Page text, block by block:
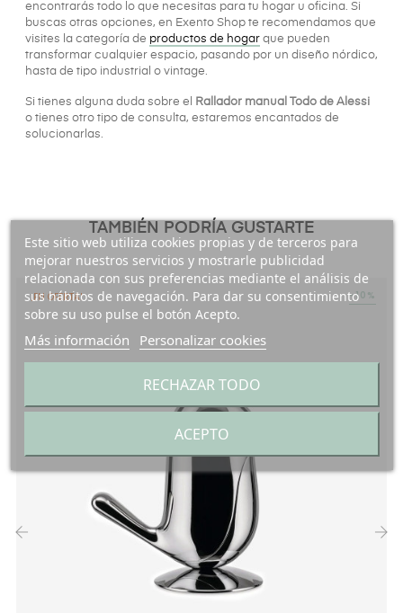
encontrarás todo lo que necesitas para tu hogar u oficina. Si
buscas otras opciones, en Exento Shop te recomendamos que
visites la categoría de productos de hogar que pueden
transformar cualquier espacio, pasando por un diseño nórdico,
hasta de tipo industrial o vintage.
Si tienes alguna duda sobre el
Rallador manual Todo de Alessi
o tienes otro tipo de consulta, estaremos encantados de
solucionarlas.
TAMBIÉN PODRÍA GUSTARTE
¡EN OFERTA! -10%
Este sitio web utiliza cookies propias y de terceros para
mejorar nuestros servicios y mostrarle publicidad
relacionada con sus preferencias mediante el análisis de
sus hábitos de navegación. Para dar su consentimiento
sobre su uso pulse el botón Acepto.
Más información Personalizar cookies
RECHAZAR TODO
ACEPTO